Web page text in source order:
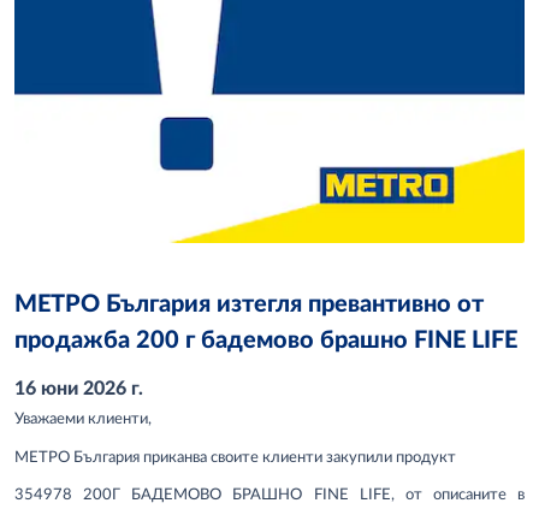
МЕТРО България изтегля превантивно от
продажба 200 г бадемово брашно FINE LIFE
16 юни 2026 г.
Уважаеми клиенти,
МЕТРО България приканва своите клиенти закупили продукт
354978 200Г БАДЕМОВО БРАШНО FINE LIFE, от описаните в